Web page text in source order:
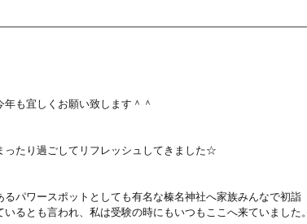
も宜しくお願い致します＾＾
ったり過ごしてリフレッシュしてきました☆
パワースポットとしても有名な榛名神社へ家族みんなで初詣
るとも言われ、私は受験の時にもいつもここへ来ていました。